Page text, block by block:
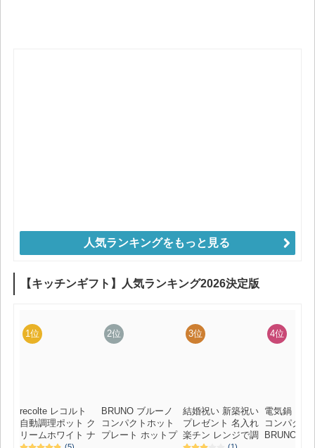
人気ランキングをもっと見る